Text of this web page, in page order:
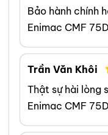
Bảo hành chính
Enimac CMF
Trần Văn Khôi
Thật sự hài lòng
Enimac CMF